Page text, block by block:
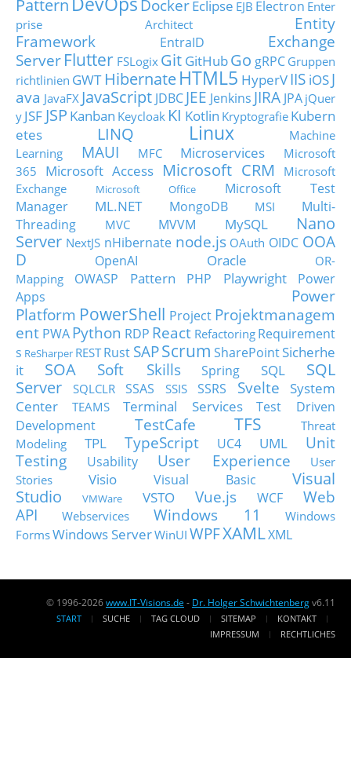
Pattern DockerEclipse EJB Electron Enter
prise Architect
Entity
Framework
EntraID
Exchange
Server Flutter FSLogix Git GitHubGo gRPC Gruppen
richtlinien GWT HibernateHTML5 HyperVIIS iOSJ
ava JavaFX JavaScript JDBC JEE Jenkins JIRA JPA jQuer
y JSF JSP Kanban Keycloak KI Kotlin Kryptografie Kubern
etes
LINQ Linux
Machine
Learning
MAUI MFC Microservices
Microsoft
365
Microsoft Access Microsoft CRM
Microsoft
Exchange
Microsoft Office
Microsoft Test
Manager
ML.NET MongoDB MSI
Multi-
Threading
MVC MVVM MySQL
Nano
Server NextJS nHibernate node.js OAuth OIDC OOA
D
OpenAI Oracle
OR-
Mapping
OWASP Pattern PHP Playwright
Power
Apps
Power
Platform PowerShell Project Projektmanagem
ent PWA Python RDP React Refactoring Requirement
s ReSharper RESTRust SAPScrum SharePointSicherhe
it
SOA Soft Skills Spring SQL
SQL
Server
SQLCLR SSAS SSIS SSRS Svelte
System
Center
TEAMS Terminal Services
Test Driven
Development
TestCafe TFS
Threat
Modeling
TPL TypeScript UC4 UML
Unit
Testing
Usability User Experience
User
Stories
Visio Visual Basic
Visual
Studio
VMWare VSTO Vue.js WCF
Web
API
Webservices Windows 11
Windows
FormsWindows ServerWinUI WPFXAMLXML
© 1996-2026www.IT-Visions.de - Dr. Holger Schwichtenbergv6.11
START SUCHE TAG CLOUD SITEMAP
KONTAKT
IMPRESSUM
RECHTLICHES